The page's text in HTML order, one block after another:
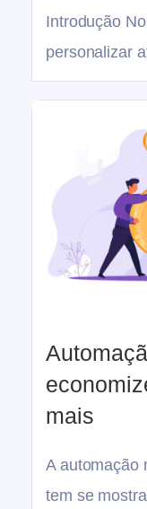
Introdução
personalizar
mais
A automação
tem se